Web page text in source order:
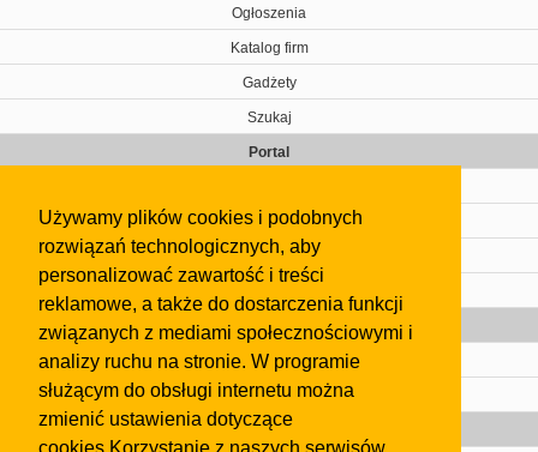
Używamy plików cookies i podobnych
rozwiązań technologicznych, aby
personalizować zawartość i treści
reklamowe, a także do dostarczenia funkcji
związanych z mediami społecznościowymi i
analizy ruchu na stronie. W programie
służącym do obsługi internetu można
zmienić ustawienia dotyczące
Ogłoszenia
Katalog firm
Gadżety
Szukaj
Portal
Kontakt
Regulamin
Gazeta
Olkusz
Kontakt
Strefa dla biznesu